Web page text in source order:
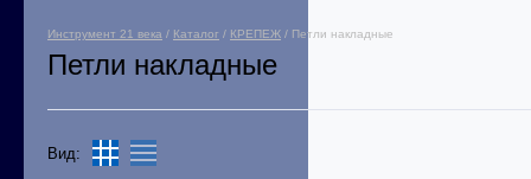
Инструмент 21 века / Каталог / КРЕПЕЖ / Петли накладные
Петли накладные
Вид: